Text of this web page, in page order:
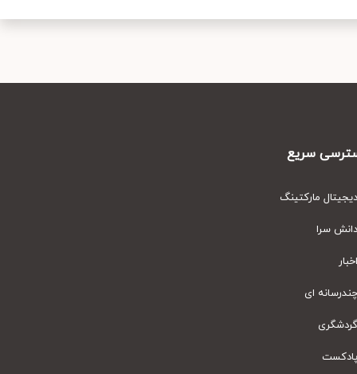
سریع
مارکتینگ
سرا
ای